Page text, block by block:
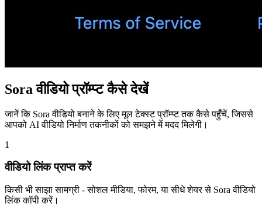
Sora वीडियो प्रॉम्प्ट कैसे देखें
जानें कि Sora वीडियो बनाने के लिए मूल टेक्स्ट प्रॉम्प्ट तक कैसे पहुँचें, जिससे
आपको AI वीडियो निर्माण तकनीकों को समझने में मदद मिलेगी।
1
वीडियो लिंक प्राप्त करें
किसी भी साझा सामग्री - सोशल मीडिया, फोरम, या सीधे शेयर से Sora वीडियो
लिंक कॉपी करें।